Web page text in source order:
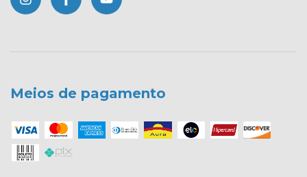
Meios de pagamento